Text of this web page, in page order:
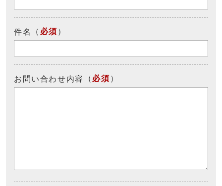
件名 （ 必須 ）
お問い合わせ内容 （ 必須 ）